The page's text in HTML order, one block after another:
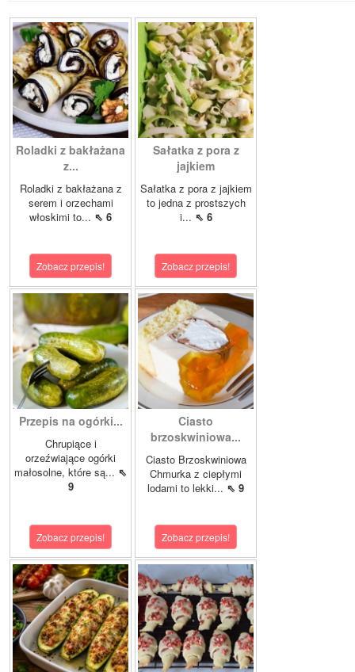
Roladki z bakłażana
z...
Roladki z bakłażana z
serem i orzechami
włoskimi to... ⇖ 6
Zobacz przepis!
Sałatka z pora z
jajkiem
Sałatka z pora z jajkiem
to jedna z prostszych
i... ⇖ 6
Zobacz przepis!
Przepis na ogórki...
Chrupiące i
orzeźwiające ogórki
małosolne, które są... ⇖
9
Zobacz przepis!
Ciasto
brzoskwiniowa...
Ciasto Brzoskwiniowa
Chmurka z ciepłymi
lodami to lekki... ⇖ 9
Zobacz przepis!